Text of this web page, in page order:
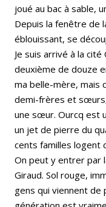
joué au bac à sable,
Depuis la fenêtre de
éblouissant, se
Je suis arrivé à la
deuxième de douze
ma belle-mère, mais
demi-frères et
une sœur. Ourcq est
un jet de pierre du
cents familles logent
On peut y entrer par
Giraud. Sol rouge,
gens qui viennent de